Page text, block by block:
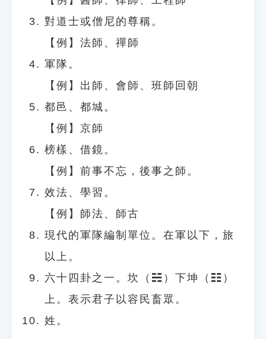
對道士或僧尼的尊稱。
【例】法師、禪師
軍隊。
【例】出師、會師、班師回朝
都邑、都城。
【例】京師
榜樣、借鏡。
【例】前事不忘，後事之師。
效法、學習。
【例】師法、師古
現代的軍隊編制單位。在軍以下，旅
以上。
六十四卦之一。坎（☵）下坤（☷）
上。表示君子以容民畜眾。
姓。